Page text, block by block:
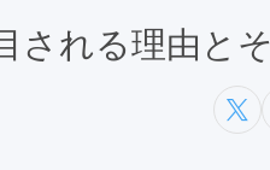
される理由と